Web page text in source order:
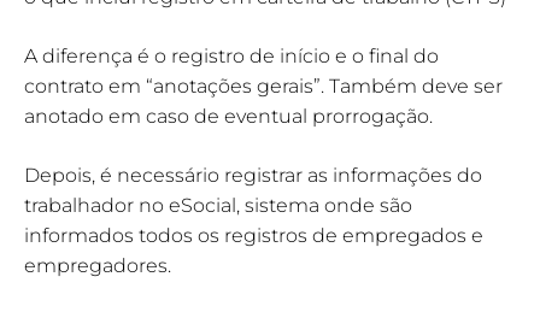
A diferença é o registro de início e o final do
contrato em “anotações gerais”. Também deve ser
anotado em caso de eventual prorrogação.
Depois, é necessário registrar as informações do
trabalhador no eSocial, sistema onde são
informados todos os registros de empregados e
empregadores.